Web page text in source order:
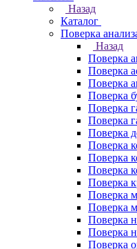
Назад
Каталог
Поверка
Назад
Поверка
Поверка
Поверка
Поверка
Поверка
Поверка
Поверка
Поверка
Поверка
Поверка
Поверка
Поверка
Поверка
Поверка
Поверка
Поверка